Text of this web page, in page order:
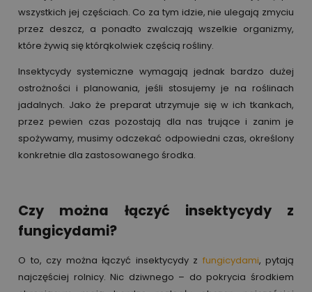
wszystkich jej częściach. Co za tym idzie, nie ulegają zmyciu
przez deszcz, a ponadto zwalczają wszelkie organizmy,
które żywią się którąkolwiek częścią rośliny.
Insektycydy systemiczne wymagają jednak bardzo dużej
ostrożności i planowania, jeśli stosujemy je na roślinach
jadalnych. Jako że preparat utrzymuje się w ich tkankach,
przez pewien czas pozostają dla nas trujące i zanim je
spożywamy, musimy odczekać odpowiedni czas, określony
konkretnie dla zastosowanego środka.
Czy można łączyć insektycydy z
fungicydami?
O to, czy można łączyć insektycydy z fungicydami, pytają
najczęściej rolnicy. Nic dziwnego – do pokrycia środkiem